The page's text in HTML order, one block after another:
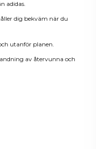
adidas.
dig bekväm när du
utanför planen.
av återvunna och